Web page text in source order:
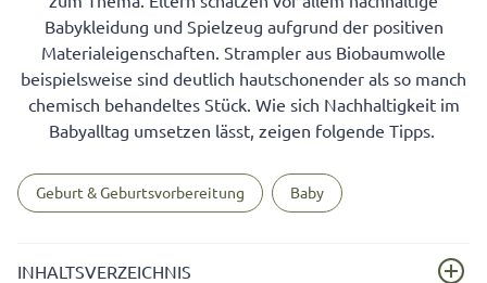
Babykleidung und Spielzeug aufgrund der positiven
Materialeigenschaften. Strampler aus Biobaumwolle
beispielsweise sind deutlich hautschonender als so manch
chemisch behandeltes Stück. Wie sich Nachhaltigkeit im
Babyalltag umsetzen lässt, zeigen folgende Tipps.
Geburt & Geburtsvorbereitung Baby
INHALTSVERZEICHNIS